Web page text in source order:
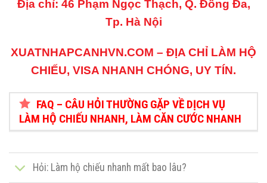
Địa chỉ: 46 Phạm Ngọc Thạch, Q. Đống Đa,
Tp. Hà Nội
XUATNHAPCANHVN.COM – ĐỊA CHỈ LÀM HỘ
CHIẾU, VISA NHANH CHÓNG, UY TÍN.
FAQ – CÂU HỎI THƯỜNG GẶP VỀ DỊCH VỤ
LÀM HỘ CHIẾU NHANH, LÀM CĂN CƯỚC NHANH
Hỏi: Làm hộ chiếu nhanh mất bao lâu?